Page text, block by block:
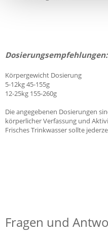
Dosierungsempfehlungen:
Körpergewicht Dosierung
5-12kg 45-155g
12-25kg 155-260g
Die angegebenen Dosierungen
körperlicher Verfassung und
Frisches Trinkwasser sollte
Fragen und